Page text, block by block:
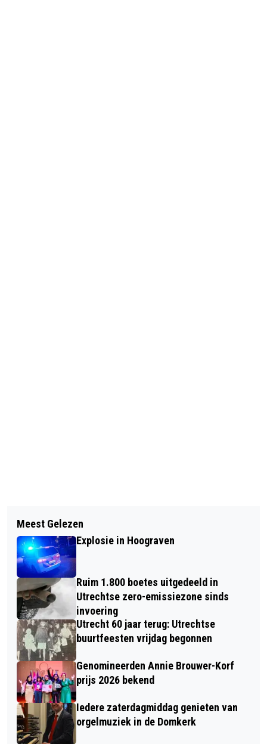
AANVOERDER WILLEM JANSSEN
LANGER BIJ FC UTRECHT
AANTAL SCHUURINBRAKEN IN
PROVINCIE UTRECHT DAALT MET 5,5
PROCENT
Meest Gelezen
Explosie in Hoograven
Ruim 1.800 boetes uitgedeeld in
Utrechtse zero-emissiezone sinds
invoering
Utrecht 60 jaar terug: Utrechtse
buurtfeesten vrijdag begonnen
Genomineerden Annie Brouwer-Korf
prijs 2026 bekend
Iedere zaterdagmiddag genieten van
orgelmuziek in de Domkerk